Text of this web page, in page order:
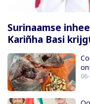
Surinaamse
Kariñha Basi